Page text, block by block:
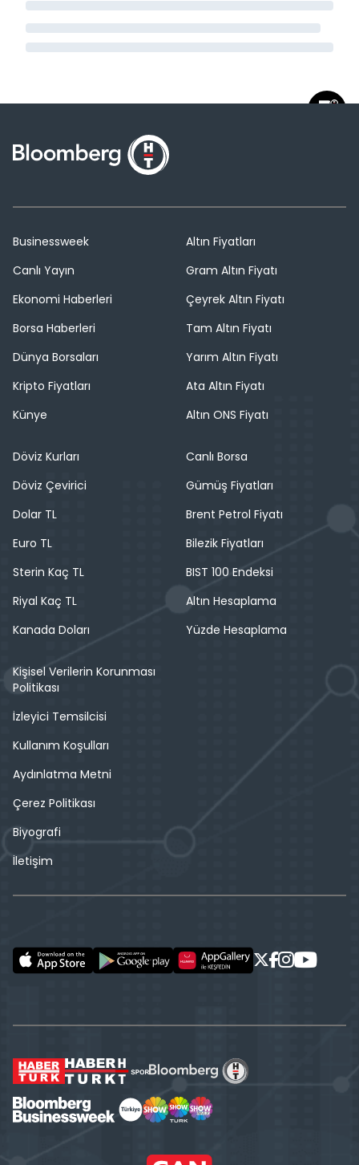
Businessweek
Canlı Yayın
Ekonomi Haberleri
Borsa Haberleri
Dünya Borsaları
Kripto Fiyatları
Künye
Altın Fiyatları
Gram Altın Fiyatı
Çeyrek Altın Fiyatı
Tam Altın Fiyatı
Yarım Altın Fiyatı
Ata Altın Fiyatı
Altın ONS Fiyatı
Döviz Kurları
Döviz Çevirici
Dolar TL
Euro TL
Sterin Kaç TL
Riyal Kaç TL
Kanada Doları
Canlı Borsa
Gümüş Fiyatları
Brent Petrol Fiyatı
Bilezik Fiyatları
BIST 100 Endeksi
Altın Hesaplama
Yüzde Hesaplama
Kişisel Verilerin Korunması
Politikası
İzleyici Temsilcisi
Kullanım Koşulları
Aydınlatma Metni
Çerez Politikası
Biyografi
İletişim